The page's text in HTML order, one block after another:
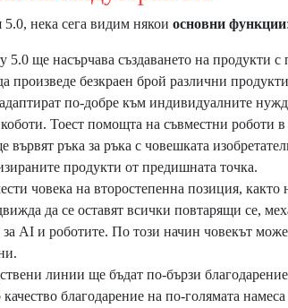
нека сега видим някои основни функции:
5.0 ще насърчава създаването на продукти с
безкраен брой различни продукти,
по-добре към индивидуалните
Тоест помощта на съвместни роботи
ръка за ръка с човешката
продукти от предишната точка.
човека на второстепенна позиция,
да се оставят всички повтарящи се,
AI и роботите. По този начин човекът
линии ще бъдат по-бързи
благодарение на по-голямата